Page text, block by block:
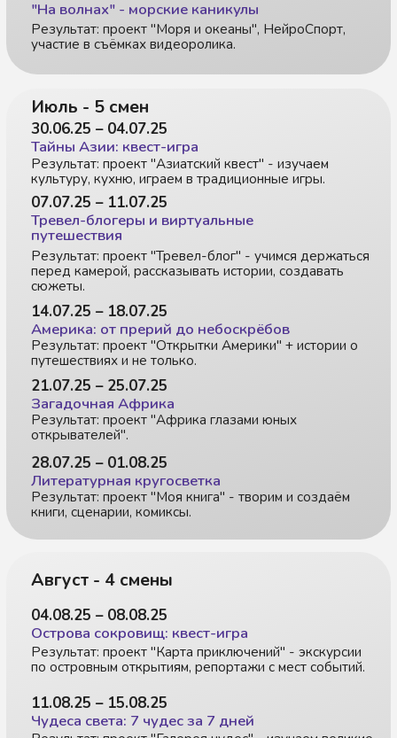
по островным открытиям, репортажи с мест событий.
Результат: проект "Макет солнечной системы" +
видеопрезентация с участием детей.
Результат: проект "Город будущего" - самая
творческая тема! Летающие дома, программируемые
роботы, видеоарт-проект.
архитектурные и природные чудеса света.
25.08.25 – 29.08.25
"Футорополис": мегаполис 3023!
11.08.25 – 15.08.25
Чудеса света: 7 чудес за 7 дней
18.08.25 – 22.08.25
Космо-миссия: влог с орбиты Земли
Стоимость и запись
на первое посещение
Разовое
посещение
Скидка при покупке 2 абонементов
2 900 ₽
На 1 смену
1 неделя
На 3 дня
любые 3
дня смены